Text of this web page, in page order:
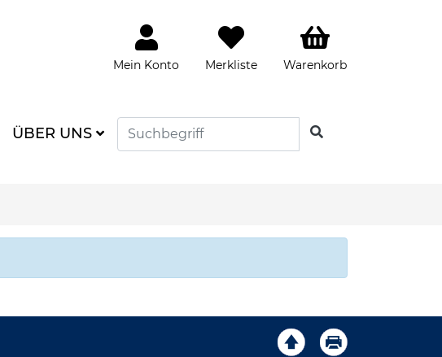
Mein Konto Merkliste Warenkorb
ÜBER UNS SUCHEN